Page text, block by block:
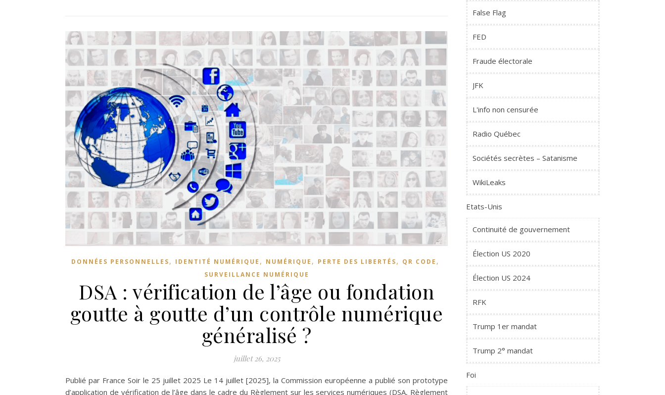
DONNÉES PERSONNELLES, IDENTITÉ NUMÉRIQUE , NUMÉRIQUE , PERTE DES LIBERTÉS, QR CODE ,
SURVEILLANCE NUMÉRIQUE
DSA : vérification de l’âge ou fondation
goutte à goutte d’un contrôle numérique
généralisé ?
juillet 26, 2025
Publié par France Soir le 25 juillet 2025 Le 14 juillet [2025], la Commission européenne a publié son prototype
d’application de vérification de l’âge dans le cadre du Règlement sur les services numériques (DSA, Règlement
False Flag
FED
Fraude électorale
JFK
L'info non censurée
Radio Québec
Sociétés secrètes – Satanisme
WikiLeaks
Etats-Unis
Continuité de gouvernement
Élection US 2020
Élection US 2024
RFK
Trump 1er mandat
Trump 2° mandat
Foi